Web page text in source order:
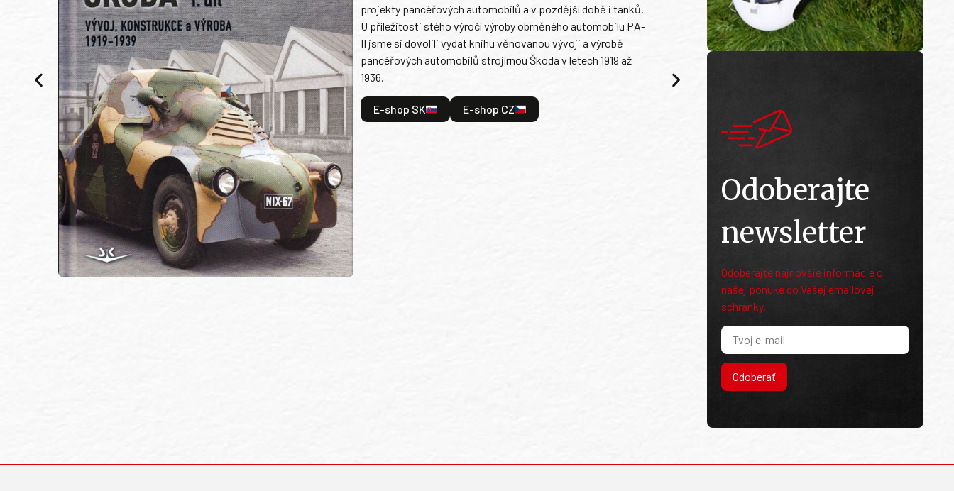
projekty pancéřových automobilů a v pozdější době i tanků.
U příležitosti stého výročí výroby obrněného automobilu PA-
II jsme si dovolili vydat knihu věnovanou vývoji a výrobě
pancéřových automobilů strojírnou Škoda v letech 1919 až
1936.
E-shop SK E-shop CZ
Odoberajte
newsletter
Odoberajte najnovšie informácie o
našej ponuke do Vašej emailovej
schránky.
Odoberať